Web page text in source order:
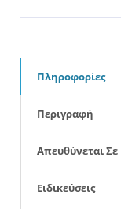
Πληροφορίες
Περιγραφή
Απευθύνεται Σε
Ειδικεύσεις